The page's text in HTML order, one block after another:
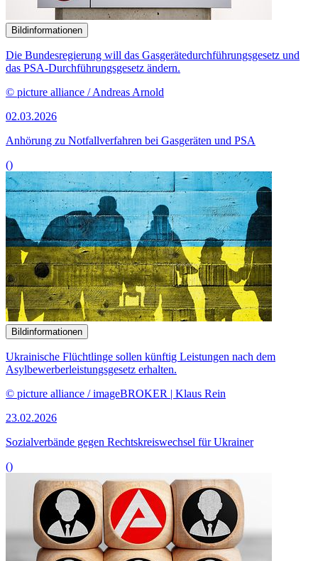
Bildinformationen
Die Bundesregierung will das Gasgerätedurchführungsgesetz und
das PSA-Durchführungsgesetz ändern.
© picture alliance / Andreas Arnold
02.03.2026
Anhörung zu Notfallverfahren bei Gasgeräten und PSA
()
Bildinformationen
Ukrainische Flüchtlinge sollen künftig Leistungen nach dem
Asylbewerberleistungsgesetz erhalten.
© picture alliance / imageBROKER | Klaus Rein
23.02.2026
Sozialverbände gegen Rechtskreiswechsel für Ukrainer
()